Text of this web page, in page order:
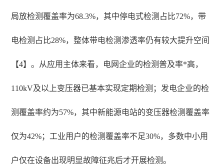
局放检测覆盖率为68.3%，其中停电式检测占比72%，带
电检测占比28%，整体带电检测渗透率仍有较大提升空间
【4】。从应用主体来看，电网企业的检测普及率*高，
110kV及以上变压器已基本实现定期检测；发电企业的检
测覆盖率约为57%，其中新能源电站的变压器检测覆盖率
仅为42%；工业用户的检测覆盖率不足30%，多数中小用
户仅在设备出现明显故障征兆后才开展检测。